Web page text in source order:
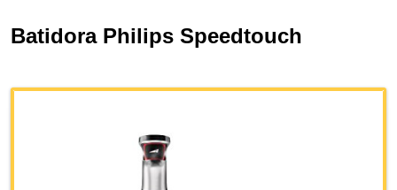
Batidora Philips Speedtouch